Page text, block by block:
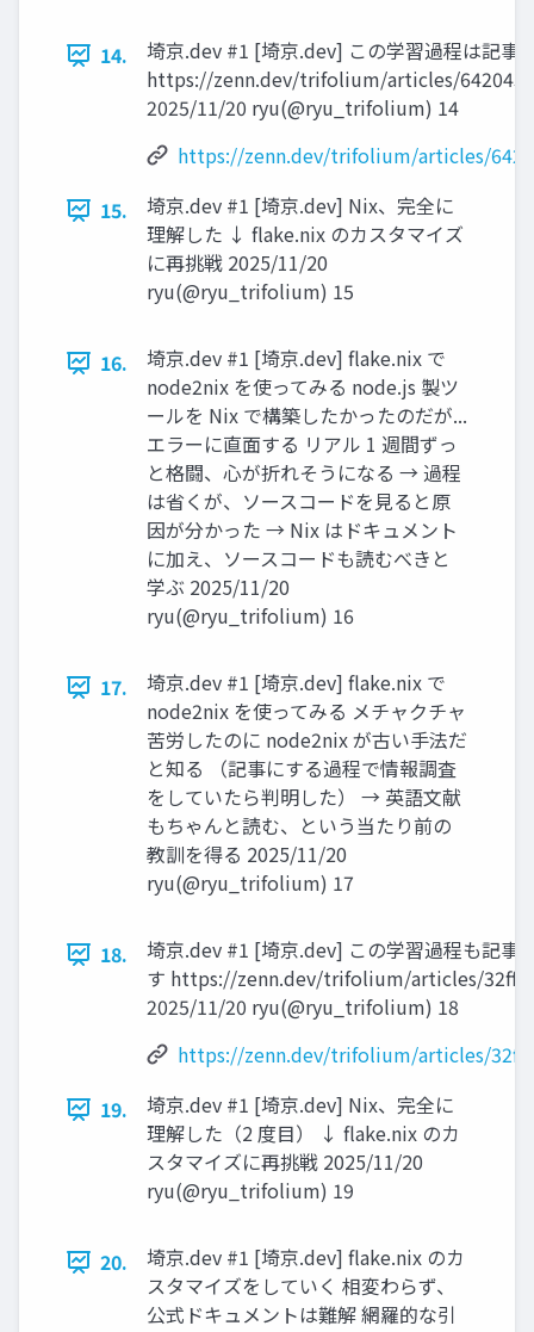
14.
埼京.dev #1 [埼京.dev] この学習過程は記事
https://zenn.dev/trifolium/articles/
2025/11/20 ryu(@ryu_trifolium) 14
https://zenn.dev/trifolium/articles/
15.
埼京.dev #1 [埼京.dev] Nix、完全に
理解した ↓ flake.nix のカスタマイズ
に再挑戦 2025/11/20
ryu(@ryu_trifolium) 15
16.
埼京.dev #1 [埼京.dev] flake.nix で
node2nix を使ってみる node.js 製ツ
ールを Nix で構築したかったのだが...
エラーに直面する リアル 1 週間ずっ
と格闘、心が折れそうになる → 過程
は省くが、ソースコードを見ると原
因が分かった → Nix はドキュメント
に加え、ソースコードも読むべきと
学ぶ 2025/11/20
ryu(@ryu_trifolium) 16
17.
埼京.dev #1 [埼京.dev] flake.nix で
node2nix を使ってみる メチャクチャ
苦労したのに node2nix が古い手法だ
と知る （記事にする過程で情報調査
をしていたら判明した） → 英語文献
もちゃんと読む、という当たり前の
教訓を得る 2025/11/20
ryu(@ryu_trifolium) 17
18.
埼京.dev #1 [埼京.dev] この学習過程も記事
す https://zenn.dev/trifolium/articles/
2025/11/20 ryu(@ryu_trifolium) 18
https://zenn.dev/trifolium/articles/
19.
埼京.dev #1 [埼京.dev] Nix、完全に
理解した（2 度目） ↓ flake.nix のカ
スタマイズに再挑戦 2025/11/20
ryu(@ryu_trifolium) 19
20.
埼京.dev #1 [埼京.dev] flake.nix のカ
スタマイズをしていく 相変わらず、
公式ドキュメントは難解 網羅的な引